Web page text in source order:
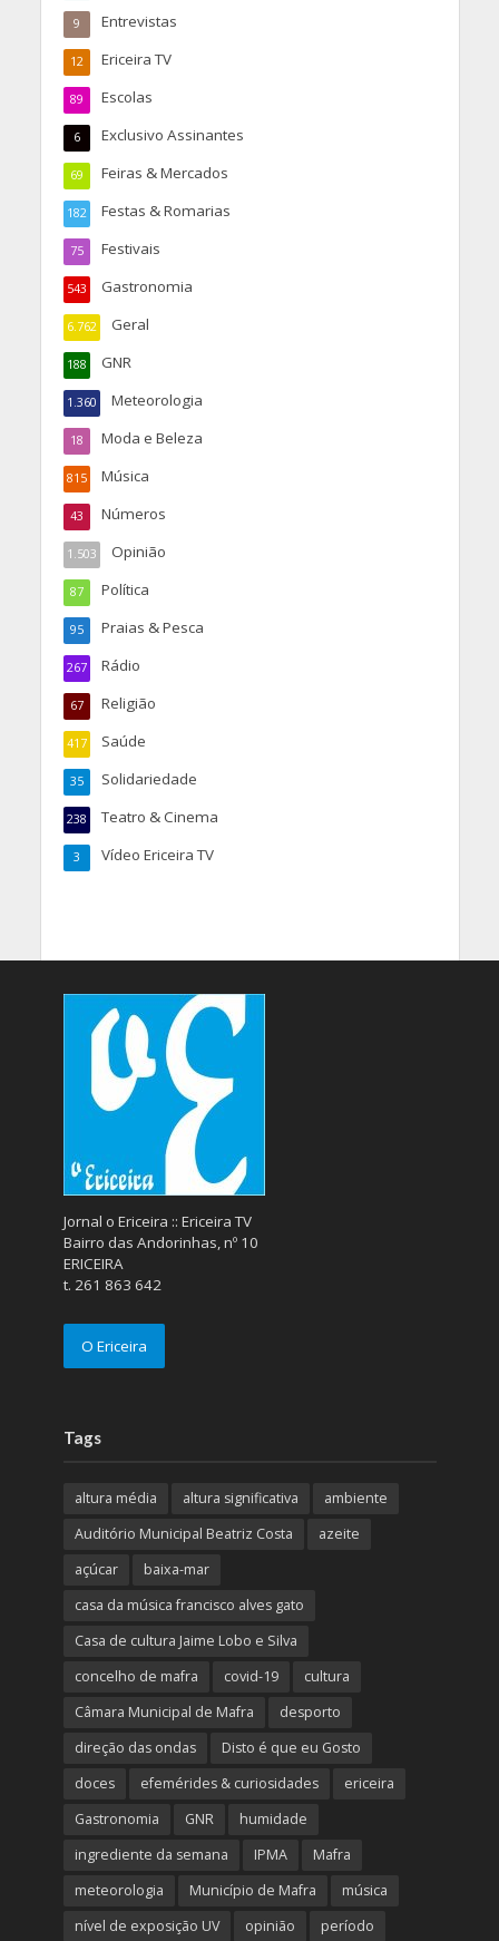
Entrevistas
9
Ericeira TV
12
Escolas
89
Exclusivo Assinantes
6
Feiras & Mercados
69
Festas & Romarias
182
Festivais
75
Gastronomia
543
Geral
6.762
GNR
188
Meteorologia
1.360
Moda e Beleza
18
Música
815
Números
43
Opinião
1.503
Política
87
Praias & Pesca
95
Rádio
267
Religião
67
Saúde
417
Solidariedade
35
Teatro & Cinema
238
Vídeo Ericeira TV
3
Jornal o Ericeira :: Ericeira TV
Bairro das Andorinhas, nº 10
ERICEIRA
t. 261 863 642
O Ericeira
Tags
altura média altura significativa
ambiente
Auditório Municipal Beatriz Costa
azeite
açúcar
baixa-mar
casa da música francisco alves gato
Casa de cultura Jaime Lobo e Silva
concelho de mafra
covid-19
cultura
Câmara Municipal de Mafra
desporto
direção das ondas
Disto é que eu Gosto
doces
efemérides & curiosidades
ericeira
Gastronomia
GNR
humidade
ingrediente da semana
IPMA
Mafra
meteorologia
Município de Mafra
música
nível de exposição UV
opinião período